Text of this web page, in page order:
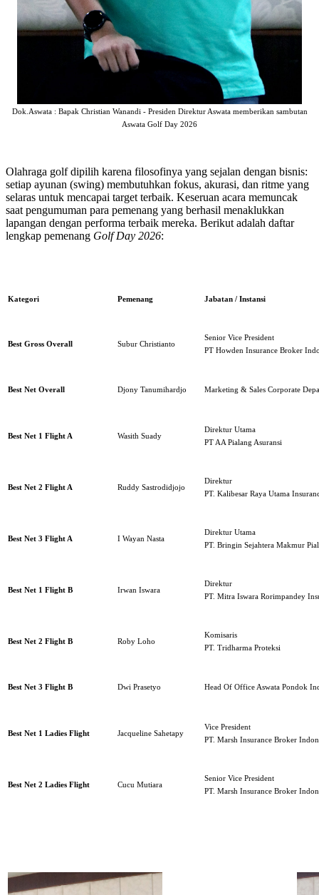
Dok.Aswata : Bapak Christian Wanandi - Presiden Direktur Aswata memberikan sambutan
Aswata Golf Day 2026
​Olahraga golf dipilih karena filosofinya yang sejalan dengan bisnis:
setiap ayunan (swing) membutuhkan fokus, akurasi, dan ritme yang
selaras untuk mencapai target terbaik. Keseruan acara memuncak
saat pengumuman para pemenang yang berhasil menaklukkan
lapangan dengan performa terbaik mereka. Berikut adalah daftar
lengkap pemenang Golf Day 2026:
Kategori Pemenang Jabatan / Instansi
Best Gross Overall Subur Christianto
Senior Vice President
PT Howden Insurance Broker
Best Net Overall Djony Tanumihardjo Marketing & Sales Corporate
Best Net 1 Flight A Wasith Suady
Direktur Utama
PT AA Pialang Asuransi
Best Net 2 Flight A Ruddy Sastrodidjojo
Direktur
PT. Kalibesar Raya Utama
Best Net 3 Flight A I Wayan Nasta
Direktur Utama
PT. Bringin Sejahtera Makmur
Best Net 1 Flight B Irwan Iswara
Direktur
PT. Mitra Iswara Rorimpandey
Best Net 2 Flight B Roby Loho
Komisaris
PT. Tridharma Proteksi
Best Net 3 Flight B Dwi Prasetyo Head Of Office Aswata Pondok
Best Net 1 Ladies Flight Jacqueline Sahetapy
Vice President
PT. Marsh Insurance Broker
Best Net 2 Ladies Flight Cucu Mutiara
Senior Vice President
PT. Marsh Insurance Broker